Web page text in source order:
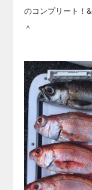
のコンプリート！&
＾